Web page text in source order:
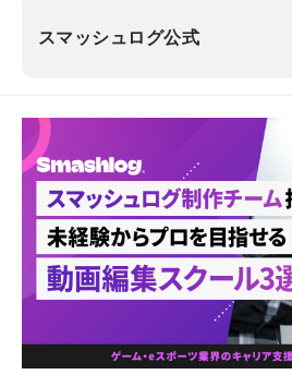
スマッシュログ公式